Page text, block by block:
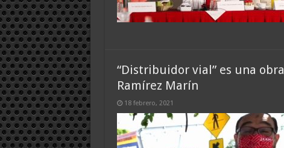
“Distribuidor vial” es una
Ramírez Marín
18 febrero, 2021